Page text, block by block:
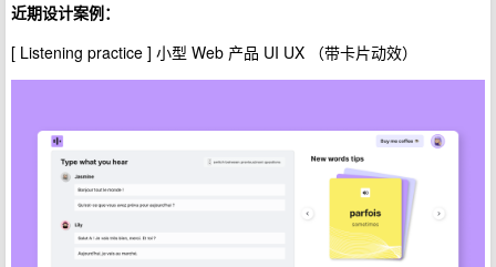
近期设计案例：
[ Listening practice ] 小型 Web 产品 UI UX （带卡片动效）